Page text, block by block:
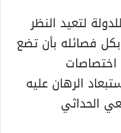
لتعيد النظر
بكل فصائله بأن تضع
اختصاصات
الرهان عليه
الحداثي